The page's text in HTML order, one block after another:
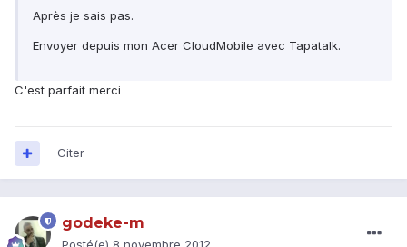
Après je sais pas.
Envoyer depuis mon Acer CloudMobile avec Tapatalk.
C'est parfait merci
Citer
godeke-m